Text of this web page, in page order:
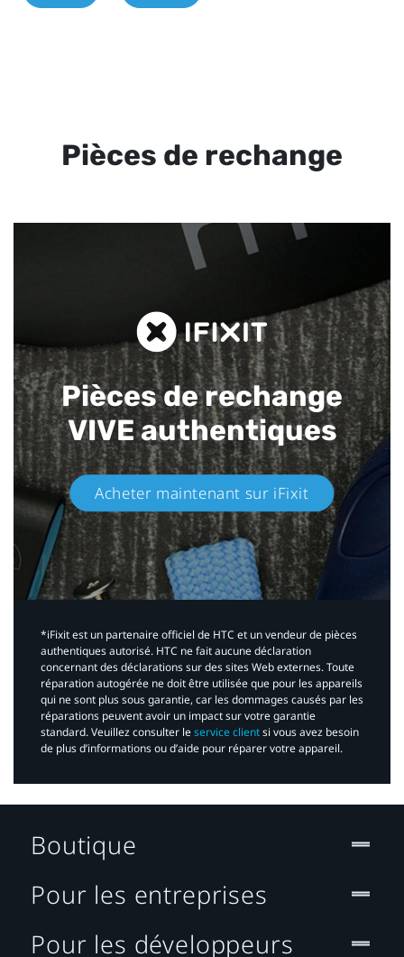
Pièces de rechange
Pièces de rechange
VIVE authentiques​
Acheter maintenant sur iFixit​
*iFixit est un partenaire officiel de HTC et un vendeur de pièces
authentiques autorisé. HTC ne fait aucune déclaration
concernant des déclarations sur des sites Web externes. Toute
réparation autogérée ne doit être utilisée que pour les appareils
qui ne sont plus sous garantie, car les dommages causés par les
réparations peuvent avoir un impact sur votre garantie
standard. Veuillez consulter leservice clientsi vous avez besoin
de plus d’informations ou d’aide pour réparer votre appareil.​
Boutique
Pour les entreprises
Pour les développeurs